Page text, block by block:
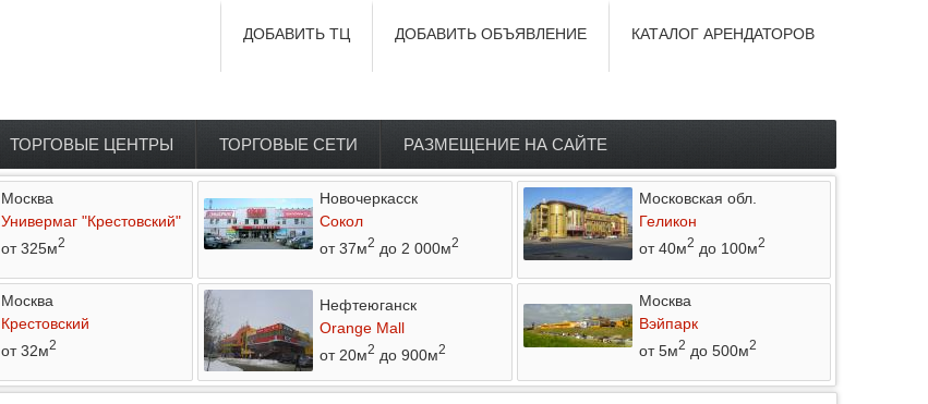
КАТАЛОГ АРЕНДАТОРОВ
ДОБАВИТЬ ОБЪЯВЛЕНИЕ
ДОБАВИТЬ ТЦ
ТОРГОВЫЕ ЦЕНТРЫ ТОРГОВЫЕ СЕТИ РАЗМЕЩЕНИЕ НА САЙТЕ
Москва
Универмаг "Крестовский"
от 325м2
Новочеркасск
Сокол
от 37м2 до 2 000м2
Московская обл.
Геликон
от 40м2 до 100м2
Москва
Крестовский
от 32м2
Нефтеюганск
Orange Mall
от 20м2 до 900м2
Москва
Вэйпарк
от 5м2 до 500м2